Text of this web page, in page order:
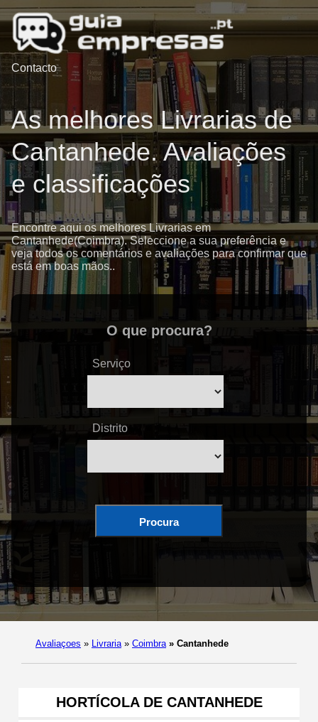
Contacto
As melhores Livrarias de
Cantanhede. Avaliações
e classificações
Encontre aqui os melhores Livrarias em
Cantanhede(Coimbra). Seleccione a sua preferência e
veja todos os comentários e avaliações para confirmar que
está em boas mãos..
O que procura?
Serviço
Distrito
Procura
Avaliaçoes » Livraria » Coimbra » Cantanhede
HORTÍCOLA DE CANTANHEDE